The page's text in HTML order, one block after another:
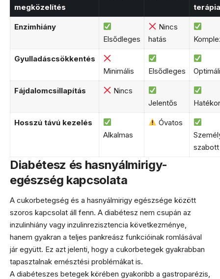
megközelítés
terápia
Enzimhiány
Elsődleges
Nincs
hatás
Gyulladáscsökkentés
Minimális
Elsődleges
Fájdalomcsillapítás
Nincs
Jelentős
Hosszú távú kezelés
Alkalmas
Óvatos
szabott
Diabétesz és hasnyálmirigy-
egészség kapcsolata
A cukorbetegség és a hasnyálmirigy egészsége között
szoros kapcsolat áll fenn. A diabétesz nem csupán az
inzulinhiány vagy inzulinrezisztencia következménye,
hanem gyakran a teljes pankreász funkcióinak romlásával
jár együtt. Ez azt jelenti, hogy a cukorbetegek gyakrabban
tapasztalnak emésztési problémákat is.
A diabéteszes betegek körében gyakoribb a gastroparézis,